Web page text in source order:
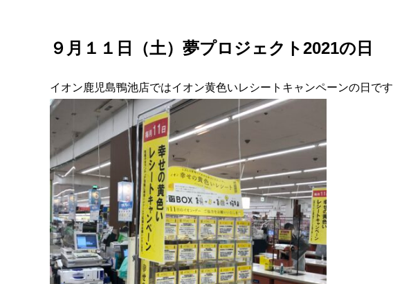
９月１１日（土）夢プロジェクト2021の日
イオン鹿児島鴨池店ではイオン黄色いレシートキャンペーンの日です